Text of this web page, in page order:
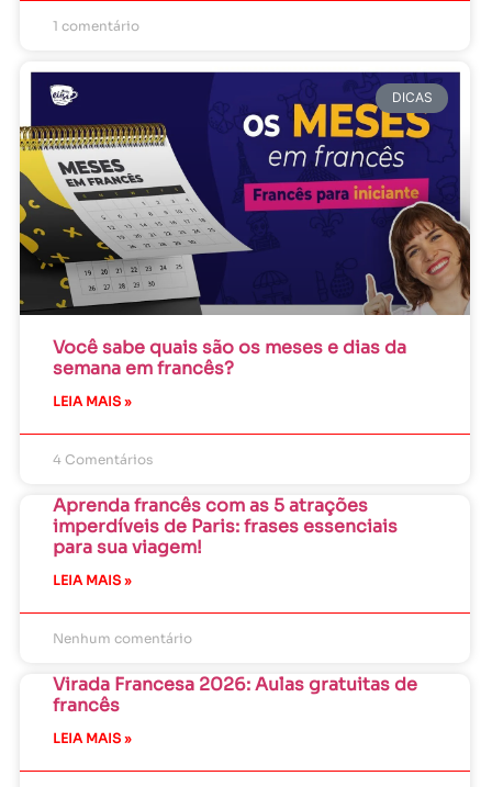
1 comentário
DICAS
Você sabe quais são os meses e dias da
semana em francês?
LEIA MAIS »
4 Comentários
Aprenda francês com as 5 atrações
imperdíveis de Paris: frases essenciais
para sua viagem!
LEIA MAIS »
Nenhum comentário
Virada Francesa 2026: Aulas gratuitas de
francês
LEIA MAIS »